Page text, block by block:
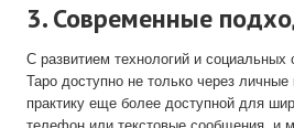
3. Современные
С развитием технологий и
Таро доступно не только через
практику еще более доступной для